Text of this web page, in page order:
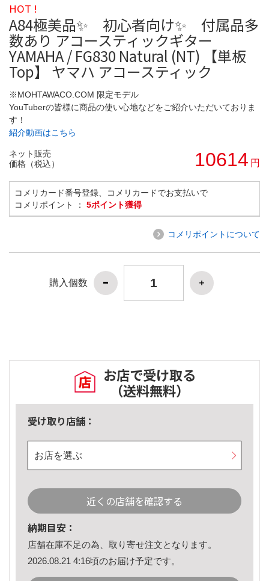
HOT !
A84極美品✨ 初心者向け✨ 付属品多
数あり アコースティックギター
YAMAHA / FG830 Natural (NT) 【単板
Top】 ヤマハ アコースティック
※MOHTAWACO.COM 限定モデル
YouTuberの皆様に商品の使い心地などをご紹介いただいておりま
す！
紹介動画はこちら
ネット販売
価格（税込）
10614 円
コメリカード番号登録、コメリカードでお支払いで
コメリポイント ： 5ポイント獲得
コメリポイントについて
購入個数
お店で受け取る
（送料無料）
受け取り店舗：
お店を選ぶ
近くの店舗を確認する
納期目安：
店舗在庫不足の為、取り寄せ注文となります。
2026.08.21 4:16頃のお届け予定です。